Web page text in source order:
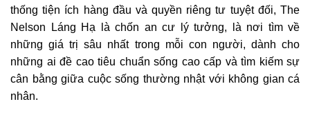
thống tiện ích hàng đầu và quyền riêng tư tuyệt đối, The
Nelson Láng Hạ là chốn an cư lý tưởng, là nơi tìm về
những giá trị sâu nhất trong mỗi con người, dành cho
những ai đề cao tiêu chuẩn sống cao cấp và tìm kiếm sự
cân bằng giữa cuộc sống thường nhật với không gian cá
nhân.